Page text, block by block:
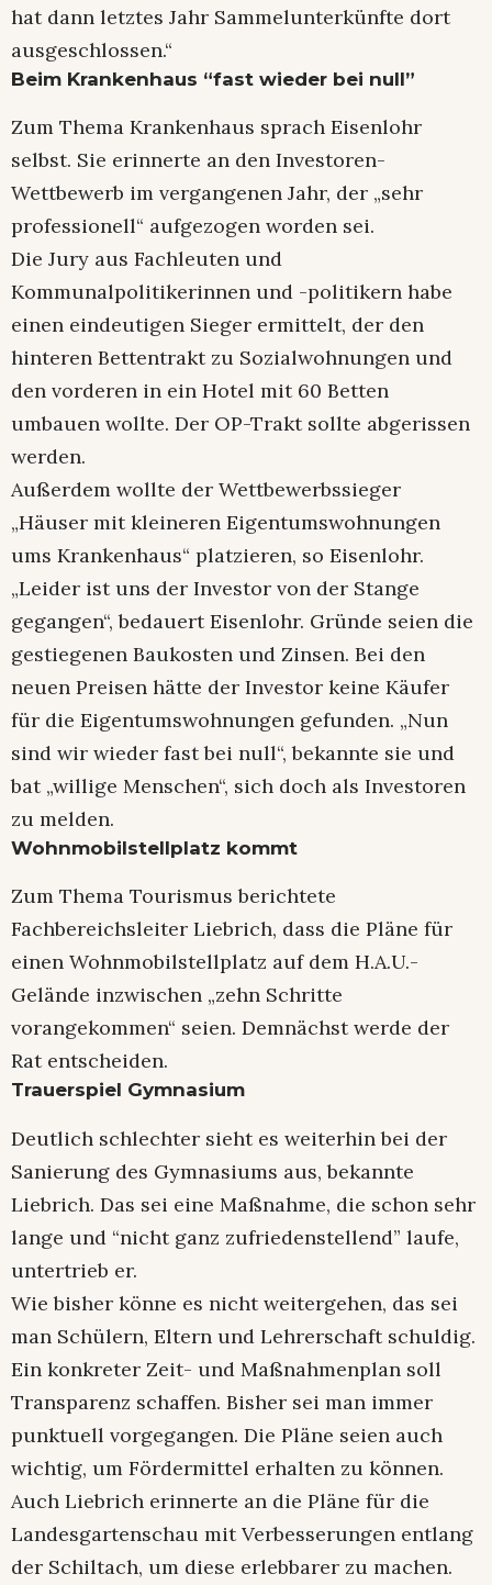
hat dann letztes Jahr Sammelunterkünfte dort
ausgeschlossen.“
Beim Krankenhaus “fast wieder bei null”
Zum Thema Krankenhaus sprach Eisenlohr
selbst. Sie erinnerte an den Investoren-
Wettbewerb im vergangenen Jahr, der „sehr
professionell“ aufgezogen worden sei.
Die Jury aus Fachleuten und
Kommunalpolitikerinnen und -politikern habe
einen eindeutigen Sieger ermittelt, der den
hinteren Bettentrakt zu Sozialwohnungen und
den vorderen in ein Hotel mit 60 Betten
umbauen wollte. Der OP-Trakt sollte abgerissen
werden.
Außerdem wollte der Wettbewerbssieger
„Häuser mit kleineren Eigentumswohnungen
ums Krankenhaus“ platzieren, so Eisenlohr.
„Leider ist uns der Investor von der Stange
gegangen“, bedauert Eisenlohr. Gründe seien die
gestiegenen Baukosten und Zinsen. Bei den
neuen Preisen hätte der Investor keine Käufer
für die Eigentumswohnungen gefunden. „Nun
sind wir wieder fast bei null“, bekannte sie und
bat „willige Menschen“, sich doch als Investoren
zu melden.
Wohnmobilstellplatz kommt
Zum Thema Tourismus berichtete
Fachbereichsleiter Liebrich, dass die Pläne für
einen Wohnmobilstellplatz auf dem H.A.U.-
Gelände inzwischen „zehn Schritte
vorangekommen“ seien. Demnächst werde der
Rat entscheiden.
Trauerspiel Gymnasium
Deutlich schlechter sieht es weiterhin bei der
Sanierung des Gymnasiums aus, bekannte
Liebrich. Das sei eine Maßnahme, die schon sehr
lange und “nicht ganz zufriedenstellend” laufe,
untertrieb er.
Wie bisher könne es nicht weitergehen, das sei
man Schülern, Eltern und Lehrerschaft schuldig.
Ein konkreter Zeit- und Maßnahmenplan soll
Transparenz schaffen. Bisher sei man immer
punktuell vorgegangen. Die Pläne seien auch
wichtig, um Fördermittel erhalten zu können.
Auch Liebrich erinnerte an die Pläne für die
Landesgartenschau mit Verbesserungen entlang
der Schiltach, um diese erlebbarer zu machen.